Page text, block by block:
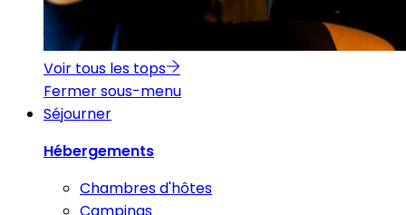
Voir tous les tops
Fermer sous-menu
Séjourner
Hébergements
Chambres d'hôtes
Campings